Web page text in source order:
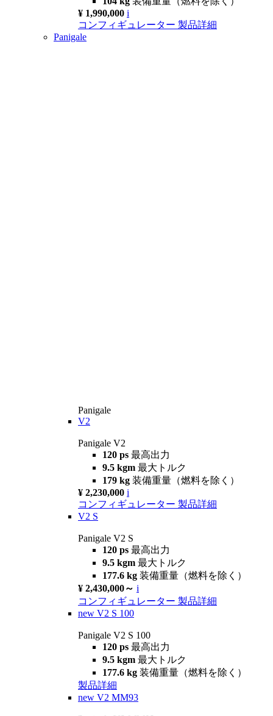
¥ 1,990,000 i
コンフィギュレーター 製品詳細
Panigale
Panigale
V2
Panigale V2
120 ps 最高出力
9.5 kgm 最大トルク
179 kg 装備重量（燃料を除く）
¥ 2,230,000 i
コンフィギュレーター 製品詳細
V2 S
Panigale V2 S
120 ps 最高出力
9.5 kgm 最大トルク
177.6 kg 装備重量（燃料を除く）
¥ 2,430,000～ i
コンフィギュレーター 製品詳細
new V2 S 100
Panigale V2 S 100
120 ps 最高出力
9.5 kgm 最大トルク
177.6 kg 装備重量（燃料を除く）
製品詳細
new V2 MM93